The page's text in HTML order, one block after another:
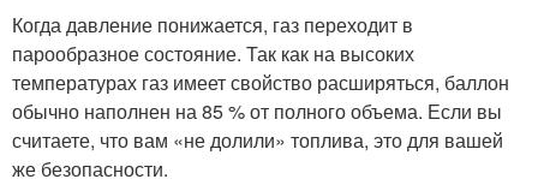
Когда давление понижается, газ переходит в
парообразное состояние. Так как на высоких
температурах газ имеет свойство расширяться, баллон
обычно наполнен на 85 % от полного объема. Если вы
считаете, что вам «не долили» топлива, это для вашей
же безопасности.